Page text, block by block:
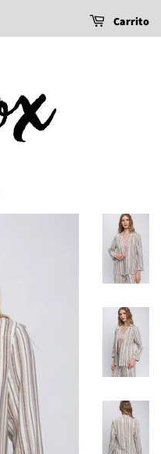
Carrito